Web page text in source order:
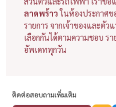
ลาดพร้าวในห้องประกาศข
รายการ จากเจ้าของและตั
เลือกกันได้ตามความชอบ ร
อัพเดททุกวัน
ติดต่อสอบถามเพิ่มเติม